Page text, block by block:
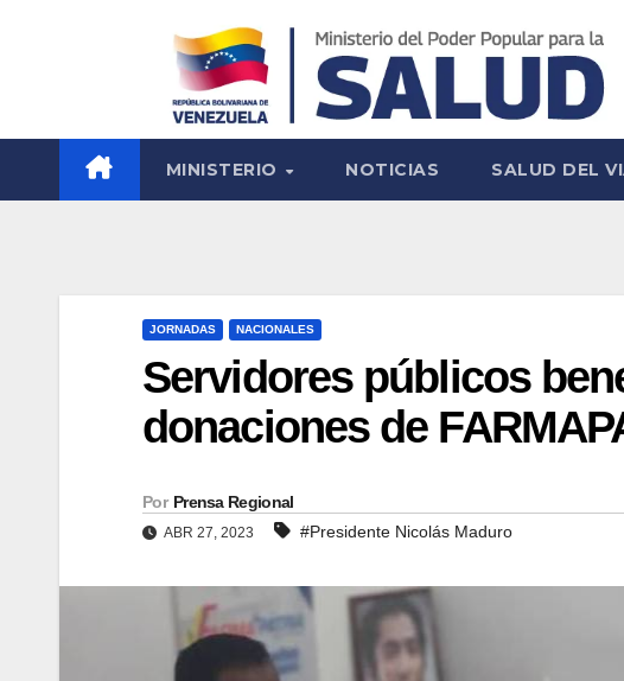
MINISTERIO NOTICIAS SALUD DEL
JORNADAS NACIONALES
Servidores públicos
donaciones de
Por Prensa Regional
ABR 27, 2023 #Presidente Nicolás Maduro